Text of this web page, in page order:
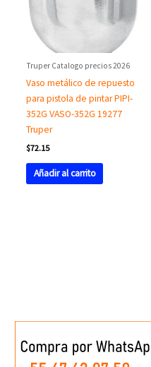
Truper Catalogo precios 2026
Vaso metálico de repuesto
para pistola de pintar PIPI-
352G VASO-352G 19277
Truper
$72.15
Añadir al carrito